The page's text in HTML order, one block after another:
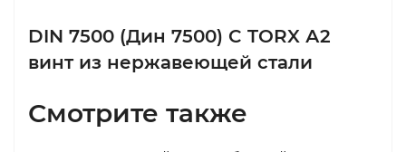
DIN 7500 (Дин 7500) C TORX А2
винт из нержавеющей стали
Смотрите также